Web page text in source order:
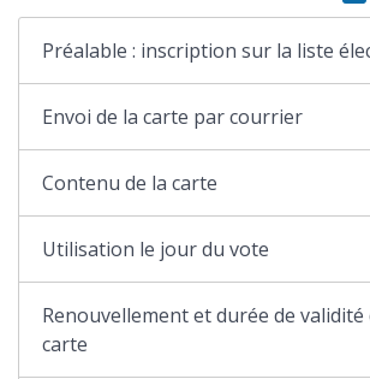
Préalable : inscription sur la liste
Envoi de la carte par courrier
Contenu de la carte
Utilisation le jour du vote
Renouvellement et durée de validité
carte